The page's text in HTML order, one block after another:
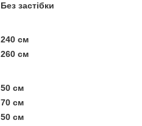
Без застібки
240 см
260 см
50 см
70 см
50 см